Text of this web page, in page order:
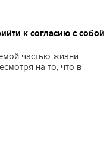
к согласию с собой
частью жизни
на то, что в